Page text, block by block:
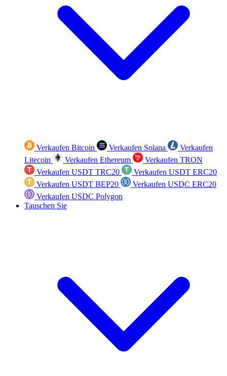
Verkaufen Bitcoin Verkaufen Solana
Verkaufen
Litecoin
Verkaufen Ethereum
Verkaufen TRON
Verkaufen USDT TRC20
Verkaufen USDT ERC20
Verkaufen USDT BEP20
Verkaufen USDC ERC20
Verkaufen USDC Polygon
Tauschen Sie